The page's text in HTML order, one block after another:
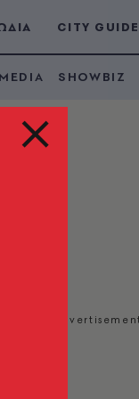
CITY GUIDE
SHOWBIZ